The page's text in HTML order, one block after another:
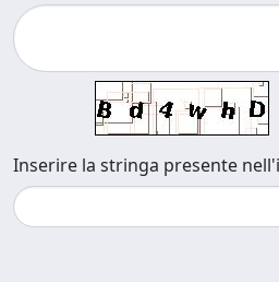
Inserire la stringa presente